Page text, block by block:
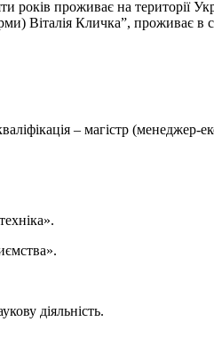
років проживає на території
Віталія Кличка”, проживає в
– магістр (менеджер-
діяльність.